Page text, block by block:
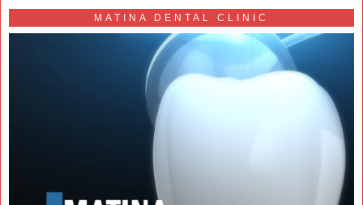
MATINA DENTAL CLINIC